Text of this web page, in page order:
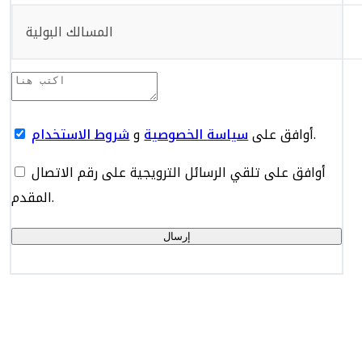
المسالك البولية
أوافق علىسياسة الخصوصيةوشروط الاستخدام
.
أوافق على تلقي الرسائل الترويجية على رقم الاتصال
المقدم.
إرسال